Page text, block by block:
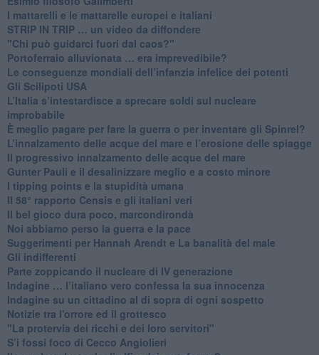
​I mattarelli e le mattarelle europei e italiani
​STRIP IN TRIP … un video da diffondere
"Chi può guidarci fuori dal caos?"
​Portoferraio alluvionata … era imprevedibile?
Le conseguenze mondiali dell’infanzia infelice dei potenti
​Gli Scilipoti USA
L’Italia s’intestardisce a sprecare soldi sul nucleare
improbabile
È meglio pagare per fare la guerra o per inventare gli Spinrel?
​L’innalzamento delle acque del mare e l’erosione delle spiagge
​Il progressivo innalzamento delle acque del mare
​Gunter Pauli e il desalinizzare meglio e a costo minore
I tipping points e la stupidità umana
​Il 58° rapporto Censis e gli italiani veri
​Il bel gioco dura poco, marcondirondà
Noi abbiamo perso la guerra e la pace
Suggerimenti per Hannah Arendt e La banalità del male
​Gli indifferenti
Parte zoppicando il nucleare di IV generazione
​Indagine … l’italiano vero confessa la sua innocenza
Indagine su un cittadino al di sopra di ogni sospetto
Notizie tra l'orrore ed il grottesco
"La protervia dei ricchi e dei loro servitori"
S’i fossi foco di Cecco Angiolieri